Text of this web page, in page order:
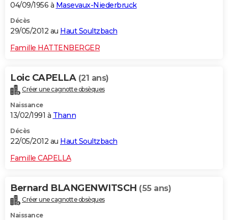
04/09/1956 à Masevaux-Niederbruck
Décès
29/05/2012 au Haut Soultzbach
Famille HATTENBERGER
Loic CAPELLA (21 ans)
Créer une cagnotte obsèques
Naissance
13/02/1991 à Thann
Décès
22/05/2012 au Haut Soultzbach
Famille CAPELLA
Bernard BLANGENWITSCH (55 ans)
Créer une cagnotte obsèques
Naissance